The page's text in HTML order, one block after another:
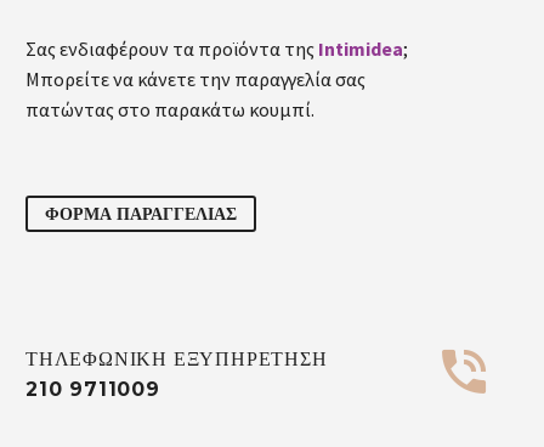
Σας ενδιαφέρουν τα προϊόντα της Intimidea;
Μπορείτε να κάνετε την παραγγελία σας
πατώντας στο παρακάτω κουμπί.
ΦΟΡΜΑ ΠΑΡΑΓΓΕΛΙΑΣ


ΤΗΛΕΦΩΝΙΚΗ ΕΞΥΠΗΡΕΤΗΣΗ
210 9711009